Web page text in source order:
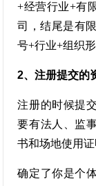
+经营行业+有
司，结尾是有
号+行业+组织
2、注册提交的
注册的时候提
要有法人、监
书和场地使用
确定了你是个